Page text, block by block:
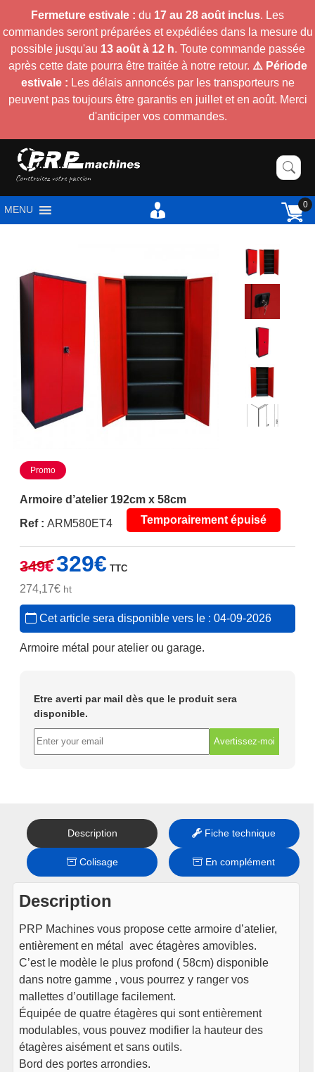
Fermeture estivale : du 17 au 28 août inclus. Les
commandes seront préparées et expédiées dans la mesure du
possible jusqu'au 13 août à 12 h. Toute commande passée
après cette date pourra être traitée à notre retour. ⚠️ Période
estivale : Les délais annoncés par les transporteurs ne
peuvent pas toujours être garantis en juillet et en août. Merci
d'anticiper vos commandes.
MENU 0
Promo
Armoire d’atelier 192cm x 58cm
Ref : ARM580ET4 Temporairement épuisé
349€
Le
prix
initial
était :
349€.
329€prix
est :
329€.
TTC
274,17€ht
Cet article sera disponible vers le : 04-09-2026
Armoire métal pour atelier ou garage.
Etre averti par mail dès que le produit sera
disponible.
Avertissez-moi
Description Fiche technique
Colisage En complément
Description
PRP Machines vous propose cette armoire d’atelier,
entièrement en métal avec étagères amovibles.
C’est le modèle le plus profond ( 58cm) disponible
dans notre gamme , vous pourrez y ranger vos
mallettes d’outillage facilement.
Équipée de quatre étagères qui sont entièrement
modulables, vous pouvez modifier la hauteur des
étagères aisément et sans outils.
Bord des portes arrondies.